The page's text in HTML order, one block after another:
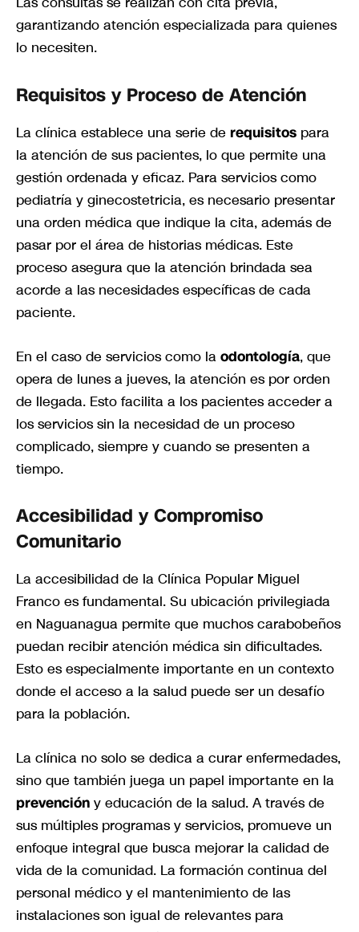
garantizando atención especializada para quienes
lo necesiten.
Requisitos y Proceso de Atención
La clínica establece una serie de requisitos para
la atención de sus pacientes, lo que permite una
gestión ordenada y eficaz. Para servicios como
pediatría y ginecostetricia, es necesario presentar
una orden médica que indique la cita, además de
pasar por el área de historias médicas. Este
proceso asegura que la atención brindada sea
acorde a las necesidades específicas de cada
paciente.
En el caso de servicios como la odontología, que
opera de lunes a jueves, la atención es por orden
de llegada. Esto facilita a los pacientes acceder a
los servicios sin la necesidad de un proceso
complicado, siempre y cuando se presenten a
tiempo.
Accesibilidad y Compromiso
Comunitario
La accesibilidad de la Clínica Popular Miguel
Franco es fundamental. Su ubicación privilegiada
en Naguanagua permite que muchos carabobeños
puedan recibir atención médica sin dificultades.
Esto es especialmente importante en un contexto
donde el acceso a la salud puede ser un desafío
para la población.
La clínica no solo se dedica a curar enfermedades,
sino que también juega un papel importante en la
prevención y educación de la salud. A través de
sus múltiples programas y servicios, promueve un
enfoque integral que busca mejorar la calidad de
vida de la comunidad. La formación continua del
personal médico y el mantenimiento de las
instalaciones son igual de relevantes para